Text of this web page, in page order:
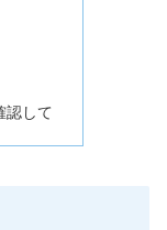
認して